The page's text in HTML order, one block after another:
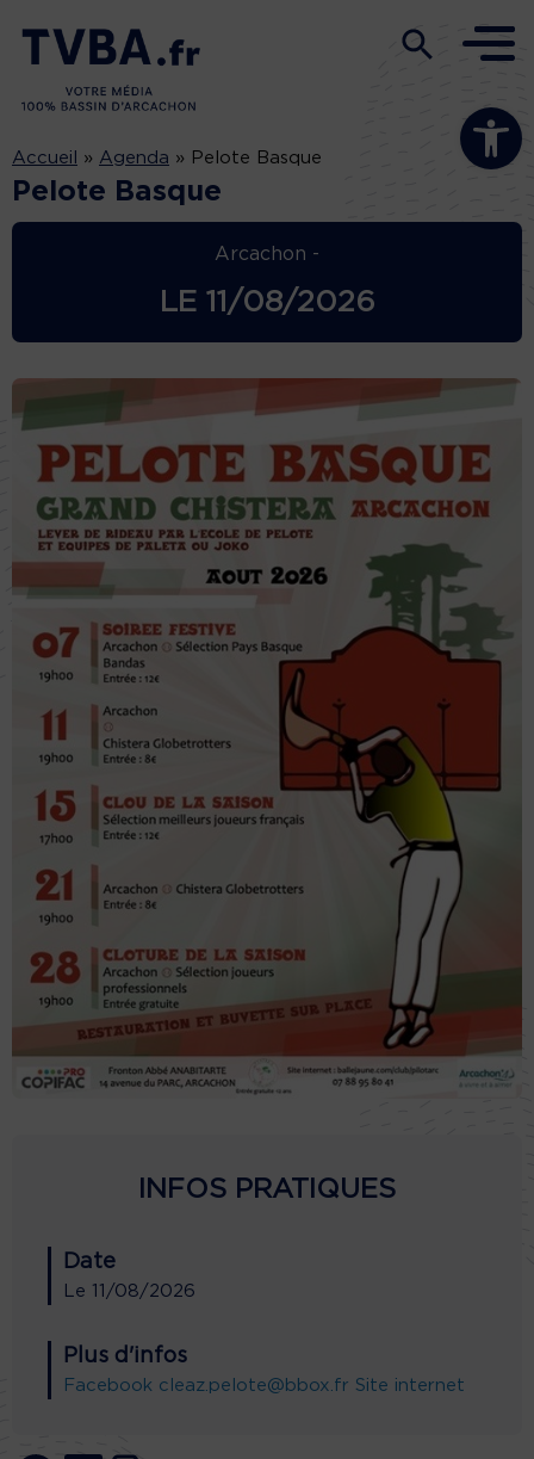
Ouvrir la
Accueil » Agenda » Pelote Basque
Pelote Basque
Arcachon -
LE 11/08/2026
INFOS PRATIQUES
Date
Le 11/08/2026
Plus d'infos
Facebook cleaz.pelote@bbox.fr Site internet